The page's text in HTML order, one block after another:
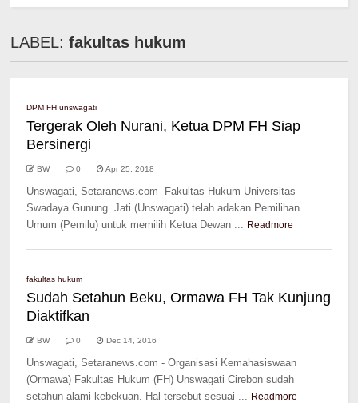
LABEL:fakultas hukum
DPM FH unswagati
Tergerak Oleh Nurani, Ketua DPM FH Siap
Bersinergi
BW 0 Apr 25, 2018
Unswagati, Setaranews.com- Fakultas Hukum Universitas
Swadaya Gunung Jati (Unswagati) telah adakan Pemilihan
Umum (Pemilu) untuk memilih Ketua Dewan ... Readmore
fakultas hukum
Sudah Setahun Beku, Ormawa FH Tak Kunjung
Diaktifkan
BW 0 Dec 14, 2016
Unswagati, Setaranews.com - Organisasi Kemahasiswaan
(Ormawa) Fakultas Hukum (FH) Unswagati Cirebon sudah
setahun alami kebekuan. Hal tersebut sesuai ... Readmore